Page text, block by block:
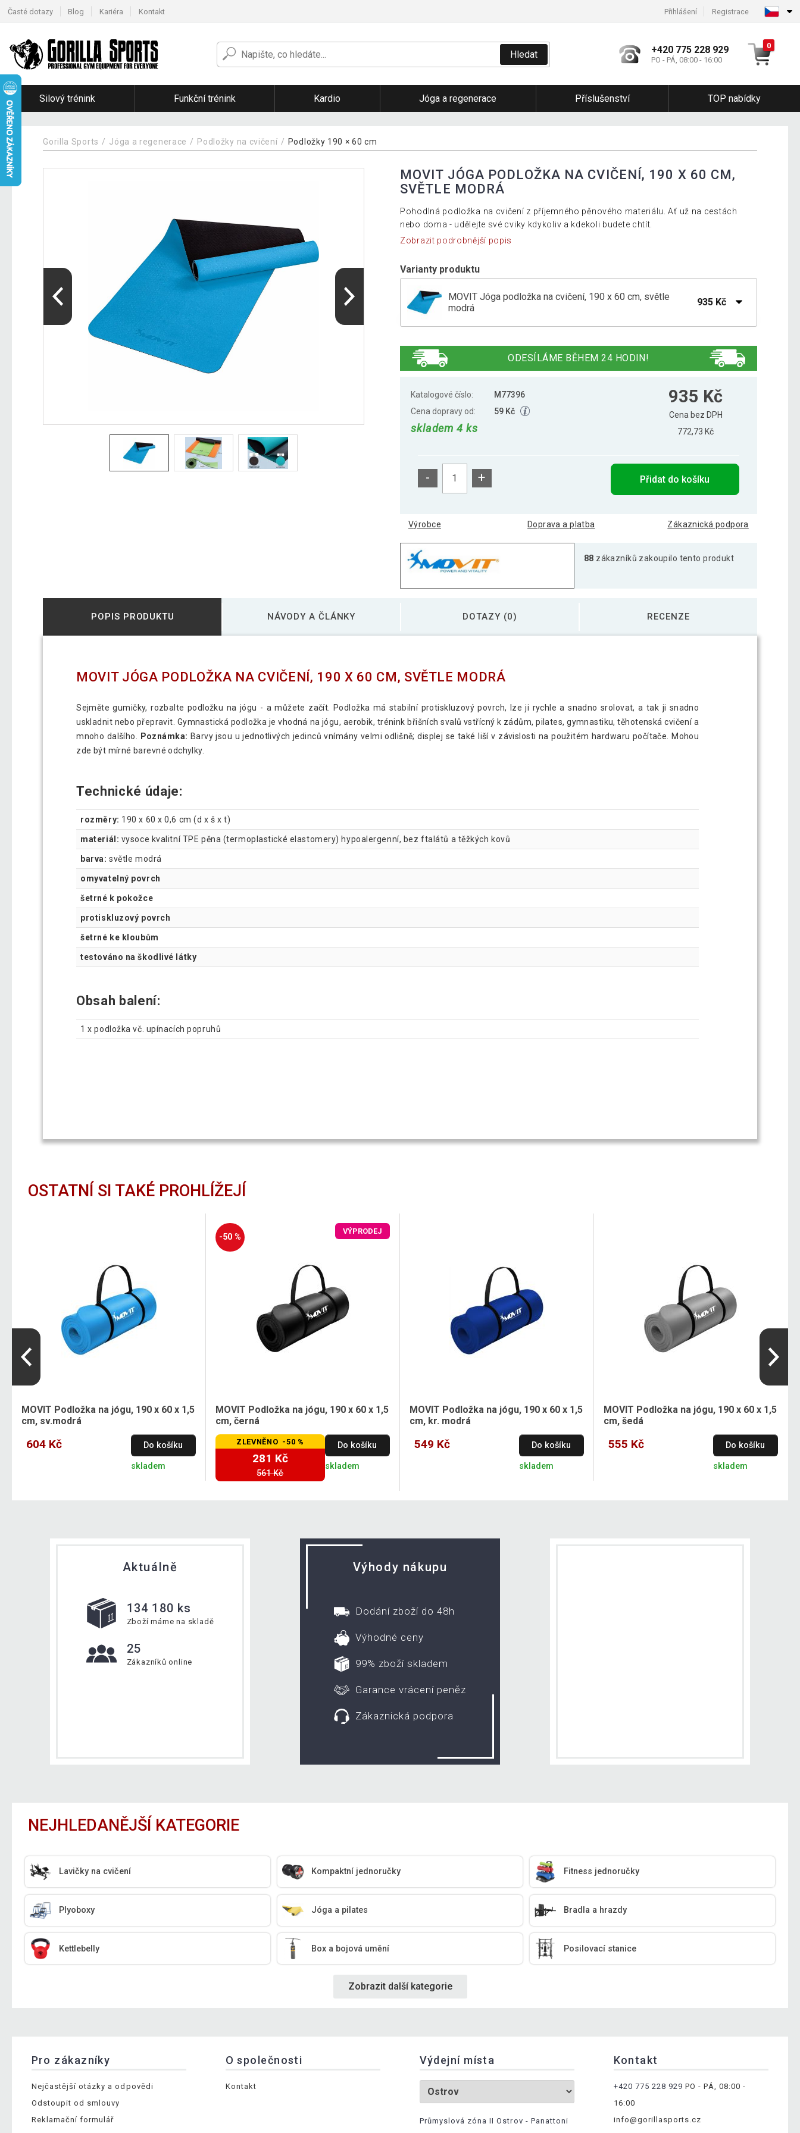
Časté dotazy Blog Kariéra Kontakt Přihlášení Registrace
Hledat +420 775 228 929
PO - PÁ, 08:00 - 16:00
0
Silový trénink Funkční trénink Kardio Jóga a regenerace Příslušenství TOP nabídky
Gorilla Sports Jóga a regenerace Podložky na cvičení Podložky 190 × 60 cm
MOVIT JÓGA PODLOŽKA NA CVIČENÍ, 190 X 60 CM,
SVĚTLE MODRÁ
Pohodlná podložka na cvičení z příjemného pěnového materiálu. Ať už na cestách
nebo doma - udělejte své cviky kdykoliv a kdekoli budete chtít.
Zobrazit podrobnější popis
Varianty produktu
MOVIT Jóga podložka na cvičení, 190 x 60 cm, světle
modrá
935 Kč
MOVIT Jóga podložka na cvičení, 190 x 60 cm, červená
MOVIT Jóga podložka na cvičení, 190 x 60 cm, oranžová
MOVIT Jóga podložka na cvičení, 190 x 60 cm, tmavě modrá
MOVIT Jóga podložka na cvičení, 190 x 60 cm, žlutá
ODESÍLÁME BĚHEM 24 HODIN!
Katalogové číslo:
M77396
Cena dopravy od:
59 Kč
skladem 4 ks
935 Kč
Cena bez DPH
772,73 Kč
- + Přidat do košíku
Výrobce Doprava a platba Zákaznická podpora
88 zákazníků zakoupilo tento produkt
POPIS PRODUKTU NÁVODY A ČLÁNKY DOTAZY (0) RECENZE
MOVIT JÓGA PODLOŽKA NA CVIČENÍ, 190 X 60 CM, SVĚTLE MODRÁ
Sejměte gumičky, rozbalte podložku na jógu - a můžete začít. Podložka má stabilní protiskluzový povrch, lze ji rychle a snadno srolovat, a tak ji snadno
uskladnit nebo přepravit. Gymnastická podložka je vhodná na jógu, aerobik, trénink břišních svalů vstřícný k zádům, pilates, gymnastiku, těhotenská cvičení a
mnoho dalšího.
Poznámka: Barvy jsou u jednotlivých jedinců vnímány velmi odlišně; displej se také liší v závislosti na použitém hardwaru počítače. Mohou
zde být mírné barevné odchylky.
Technické údaje:
rozměry: 190 x 60 x 0,6 cm (d x š x t)
materiál: vysoce kvalitní TPE pěna (termoplastické elastomery) hypoalergenní, bez ftalátů a těžkých kovů
barva: světle modrá
omyvatelný povrch
šetrné k pokožce
protiskluzový povrch
šetrné ke kloubům
testováno na škodlivé látky
Obsah balení:
1 x podložka vč. upínacích popruhů
OSTATNÍ SI TAKÉ PROHLÍŽEJÍ
MOVIT Podložka na jógu, 190 x 60 x 1,5
cm, sv.modrá
604 Kč Do košíku
skladem
-50 %
VÝPRODEJ
MOVIT Podložka na jógu, 190 x 60 x 1,5
cm, černá
ZLEVNĚNO -50 %
281 Kč
561 Kč
Do košíku
skladem
MOVIT Podložka na jógu, 190 x 60 x 1,5
cm, kr. modrá
549 Kč Do košíku
skladem
MOVIT Podložka na jógu, 190 x 60 x 1,5
cm, šedá
555 Kč Do košíku
skladem
Aktuálně
134 180 ks
Zboží máme na skladě
25
Zákazníků online
Výhody nákupu
Dodání zboží do 48h
Výhodné ceny
99% zboží skladem
Garance vrácení peněz
Zákaznická podpora
NEJHLEDANĚJŠÍ KATEGORIE
Lavičky na cvičení Kompaktní jednoručky Fitness jednoručky
Plyoboxy Jóga a pilates Bradla a hrazdy
Kettlebelly Box a bojová umění Posilovací stanice
Zobrazit další kategorie
Pro zákazníky
Nejčastější otázky a odpovědi
Odstoupit od smlouvy
Reklamační formulář
O společnosti
Kontakt
Výdejní místa
Průmyslová zóna II Ostrov - Panattoni
Kontakt
+420 775 228 929 PO - PÁ, 08:00 -
16:00
info@gorillasports.cz